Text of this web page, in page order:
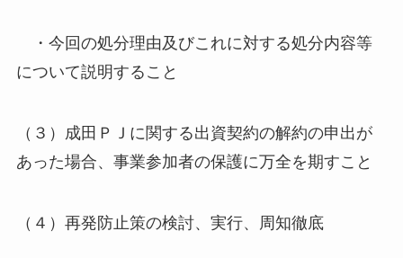
・今回の処分理由及びこれに対する処分内容等
について説明すること
（３）成田ＰＪに関する出資契約の解約の申出が
あった場合、事業参加者の保護に万全を期すこと
（４）再発防止策の検討、実行、周知徹底